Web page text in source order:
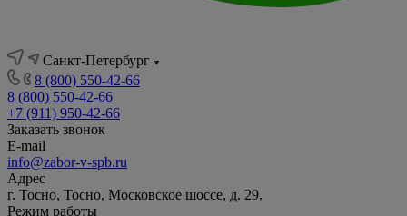
Санкт-Петербург
8 (800) 550-42-66
8 (800) 550-42-66
+7 (911) 950-42-66
Заказать звонок
E-mail
info@zabor-v-spb.ru
Адрес
г. Тосно, Тосно, Московское шоссе, д. 29.
Режим работы